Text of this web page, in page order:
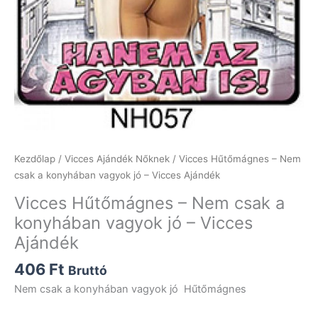
Kezdőlap / Vicces Ajándék Nőknek / Vicces Hűtőmágnes – Nem
csak a konyhában vagyok jó – Vicces Ajándék
Vicces Hűtőmágnes – Nem csak a
konyhában vagyok jó – Vicces
Ajándék
406 Ft Bruttó
Nem csak a konyhában vagyok jó Hűtőmágnes